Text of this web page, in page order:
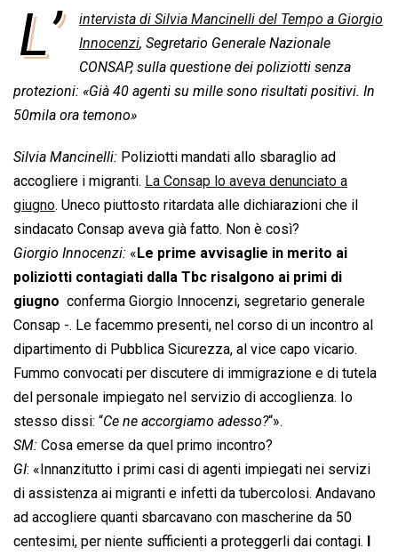
o
o
a
t
s
A
p
n
k
e
d
I
r
e
a
d
a
i
l
p
y
L
i
i
n
t
L’
intervista di Silvia Mancinelli del Tempo a Giorgio
Innocenzi, Segretario Generale Nazionale
CONSAP, sulla questione dei poliziotti senza
protezioni: «Già 40 agenti su mille sono risultati positivi. In
50mila ora temono»
Silvia Mancinelli: Poliziotti mandati allo sbaraglio ad
accogliere i migranti. La Consap lo aveva denunciato a
giugno. Uneco piuttosto ritardata alle dichiarazioni che il
sindacato Consap aveva già fatto. Non è così?
Giorgio Innocenzi: « Le prime avvisaglie in merito ai
poliziotti contagiati dalla Tbc risalgono ai primi di
giugno  conferma Giorgio Innocenzi, segretario generale
Consap -. Le facemmo presenti, nel corso di un incontro al
dipartimento di Pubblica Sicurezza, al vice capo vicario.
Fummo convocati per discutere di immigrazione e di tutela
del personale impiegato nel servizio di accoglienza. Io
stesso dissi: “Ce ne accorgiamo adesso?“».
SM: Cosa emerse da quel primo incontro?
GI: «Innanzitutto i primi casi di agenti impiegati nei servizi
di assistenza ai migranti e infetti da tubercolosi. Andavano
ad accogliere quanti sbarcavano con mascherine da 50
centesimi, per niente sufficienti a proteggerli dai contagi.